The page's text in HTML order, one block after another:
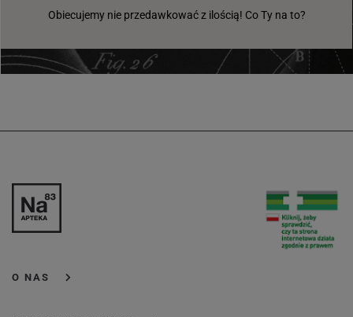
Obiecujemy nie przedawkować z ilością! Co Ty na to?
O NAS